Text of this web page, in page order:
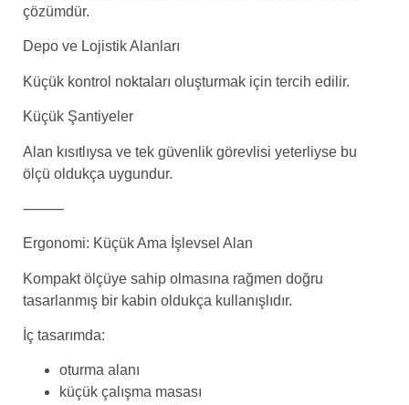
çözümdür.
Depo ve Lojistik Alanları
Küçük kontrol noktaları oluşturmak için tercih edilir.
Küçük Şantiyeler
Alan kısıtlıysa ve tek güvenlik görevlisi yeterliyse bu
ölçü oldukça uygundur.
⸻
Ergonomi: Küçük Ama İşlevsel Alan
Kompakt ölçüye sahip olmasına rağmen doğru
tasarlanmış bir kabin oldukça kullanışlıdır.
İç tasarımda:
oturma alanı
küçük çalışma masası